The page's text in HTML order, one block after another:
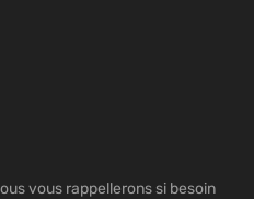
vous rappellerons si besoin